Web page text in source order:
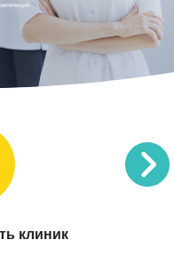
к SARS-CoV-2)
клиник